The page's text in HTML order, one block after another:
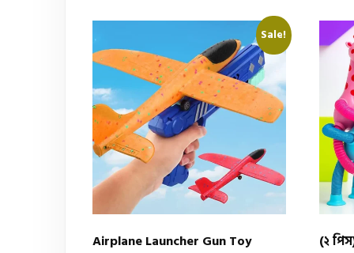
Sale!
Airplane Launcher Gun Toy (২